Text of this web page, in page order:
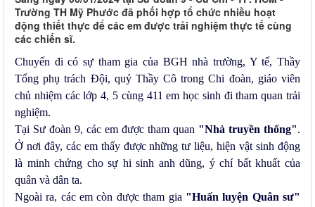
Trường TH Mỹ Phước đã phối hợp tổ chức nhiều hoạt
động thiết thực để các em được trải nghiệm thực tế cùng
các chiến sĩ.
Chuyến đi có sự tham gia của BGH nhà trường, Y tế, Thầy
Tổng phụ trách Đội, quý Thầy Cô trong Chi đoàn, giáo viên
chủ nhiệm các lớp 4, 5 cùng 411 em học sinh đi tham quan trải
nghiệm.
Tại Sư đoàn 9, các em được tham quan "Nhà truyền thống".
Ở nơi đây, các em thấy được những tư liệu, hiện vật sinh động
là minh chứng cho sự hi sinh anh dũng, ý chí bất khuất của
quân và dân ta.
Ngoài ra, các em còn được tham gia "Huấn luyện Quân sư"